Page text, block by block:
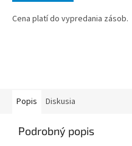
Cena platí do vypredania zásob.
Popis Diskusia
Podrobný popis